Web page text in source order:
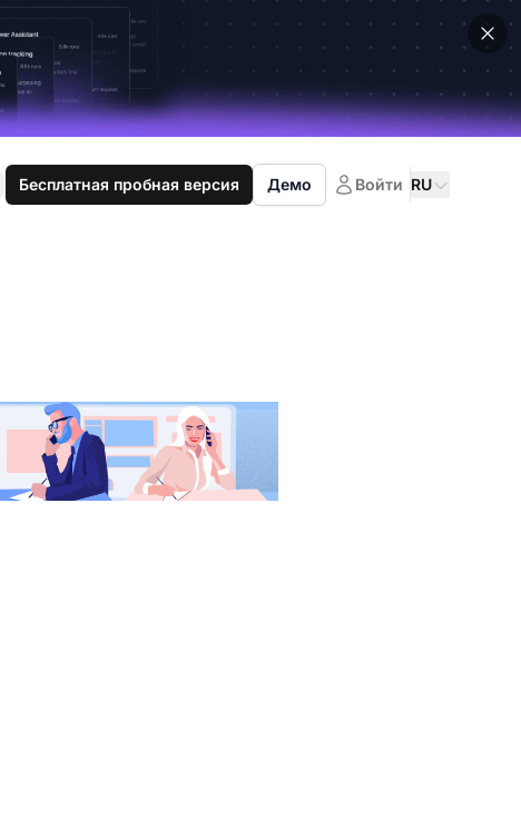
Бесплатная пробная версия Демо Войти RU